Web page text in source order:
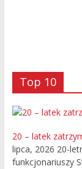
Top 10
20 – latek
lipca, 2026 20-
funkcjonariuszy